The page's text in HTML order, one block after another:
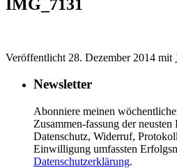
IMG_7131
Veröffentlicht 28. Dezember 2014 mit
Newsletter
Abonniere meinen
Zusammen-fassung der
Datenschutz, Widerruf,
Einwilligung umfassten
Datenschutzerklärung.